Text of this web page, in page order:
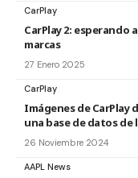
CarPlay
CarPlay 2: esperando
marcas
27 Enero 2025
CarPlay
Imágenes de CarPlay
una base de datos de
26 Noviembre 2024
AAPL News